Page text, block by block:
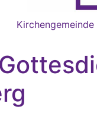
Kirchengemeinde